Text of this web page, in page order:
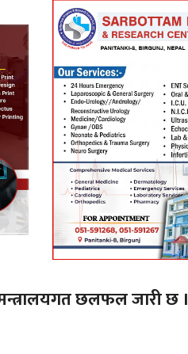
छलफल जारी छ ।